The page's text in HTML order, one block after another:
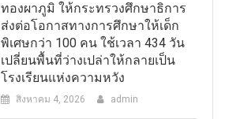
ทองผาภูมิ ให้กระทรวงศึกษาธิการ
ส่งต่อโอกาสทางการศึกษาให้เด็ก
พิเศษกว่า 100 คน ใช้เวลา 434 วัน
เปลี่ยนพื้นที่ว่างเปล่าให้กลายเป็น
โรงเรียนแห่งความหวัง
สิงหาคม 4, 2026 admin